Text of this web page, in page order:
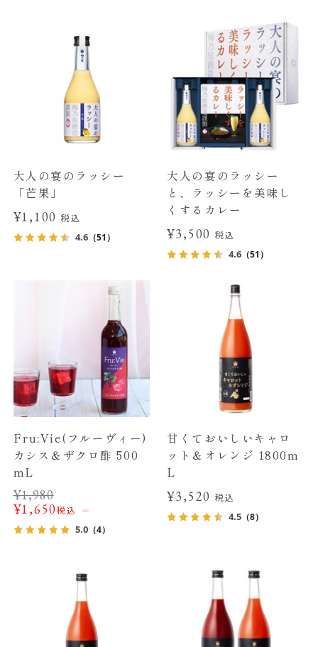
大人の宴のラッシー
「芒果」
¥1,100税込
4.6（51）
大人の宴のラッシー
と、ラッシーを美味し
くするカレー
¥3,500 税込
4.6 （51）
Fru:Vie(フルーヴィー)
カシス＆ザクロ酢 500
mL
¥1,980
¥1,650税込
5.0（4）
甘くておいしいキャロ
ット＆オレンジ 1800m
L
¥3,520 税込
4.5 （8）